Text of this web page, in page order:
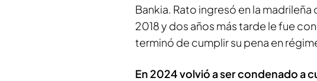
Bankia. Rato ingresó en la
2018 y dos años más tarde le fue
terminó de cumplir su pena en
En 2024 volvió a ser condenado a